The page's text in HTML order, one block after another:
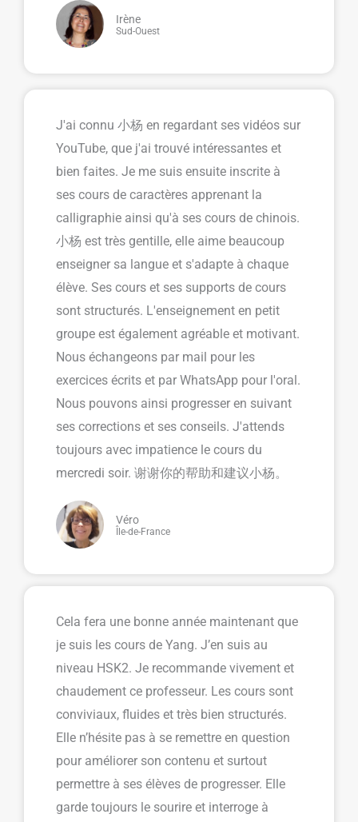
Irène
Sud-Ouest
J'ai connu 小杨 en regardant ses vidéos sur
YouTube, que j'ai trouvé intéressantes et
bien faites. Je me suis ensuite inscrite à
ses cours de caractères apprenant la
calligraphie ainsi qu'à ses cours de chinois.
小杨 est très gentille, elle aime beaucoup
enseigner sa langue et s'adapte à chaque
élève. Ses cours et ses supports de cours
sont structurés. L'enseignement en petit
groupe est également agréable et motivant.
Nous échangeons par mail pour les
exercices écrits et par WhatsApp pour l'oral.
Nous pouvons ainsi progresser en suivant
ses corrections et ses conseils. J'attends
toujours avec impatience le cours du
mercredi soir. 谢谢你的帮助和建议小杨。
Véro
Île-de-France
Cela fera une bonne année maintenant que
je suis les cours de Yang. J’en suis au
niveau HSK2. Je recommande vivement et
chaudement ce professeur. Les cours sont
conviviaux, fluides et très bien structurés.
Elle n’hésite pas à se remettre en question
pour améliorer son contenu et surtout
permettre à ses élèves de progresser. Elle
garde toujours le sourire et interroge à